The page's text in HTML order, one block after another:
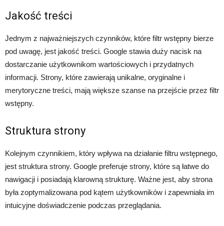
Jakość treści
Jednym z najważniejszych czynników, które filtr wstępny bierze
pod uwagę, jest jakość treści. Google stawia duży nacisk na
dostarczanie użytkownikom wartościowych i przydatnych
informacji. Strony, które zawierają unikalne, oryginalne i
merytoryczne treści, mają większe szanse na przejście przez filtr
wstępny.
Struktura strony
Kolejnym czynnikiem, który wpływa na działanie filtru wstępnego,
jest struktura strony. Google preferuje strony, które są łatwe do
nawigacji i posiadają klarowną strukturę. Ważne jest, aby strona
była zoptymalizowana pod kątem użytkowników i zapewniała im
intuicyjne doświadczenie podczas przeglądania.